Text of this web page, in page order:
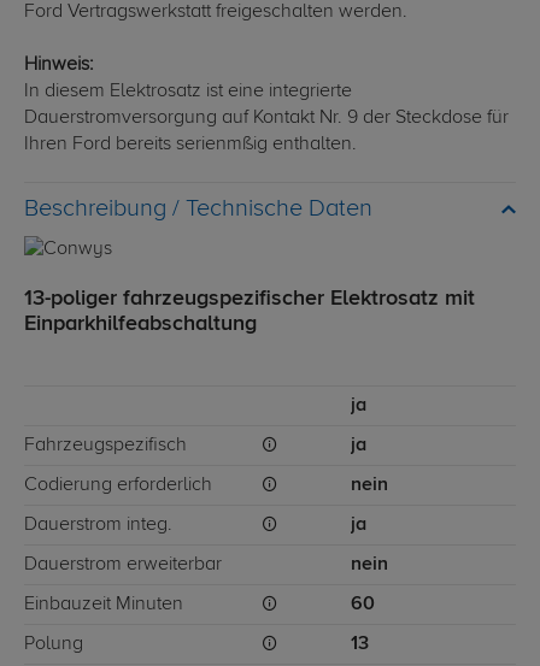
Ford Vertragswerkstatt freigeschalten werden.
Hinweis:
In diesem Elektrosatz ist eine integrierte
Dauerstromversorgung auf Kontakt Nr. 9 der Steckdose für
Ihren Ford bereits serienmßig enthalten.
Technische Daten
13-poliger fahrzeugspezifischer Elektrosatz mit
Einparkhilfeabschaltung
ja
Fahrzeugspezifisch ja
Codierung erforderlich nein
Dauerstrom integ. ja
Dauerstrom erweiterbar nein
Einbauzeit Minuten 60
Polung 13